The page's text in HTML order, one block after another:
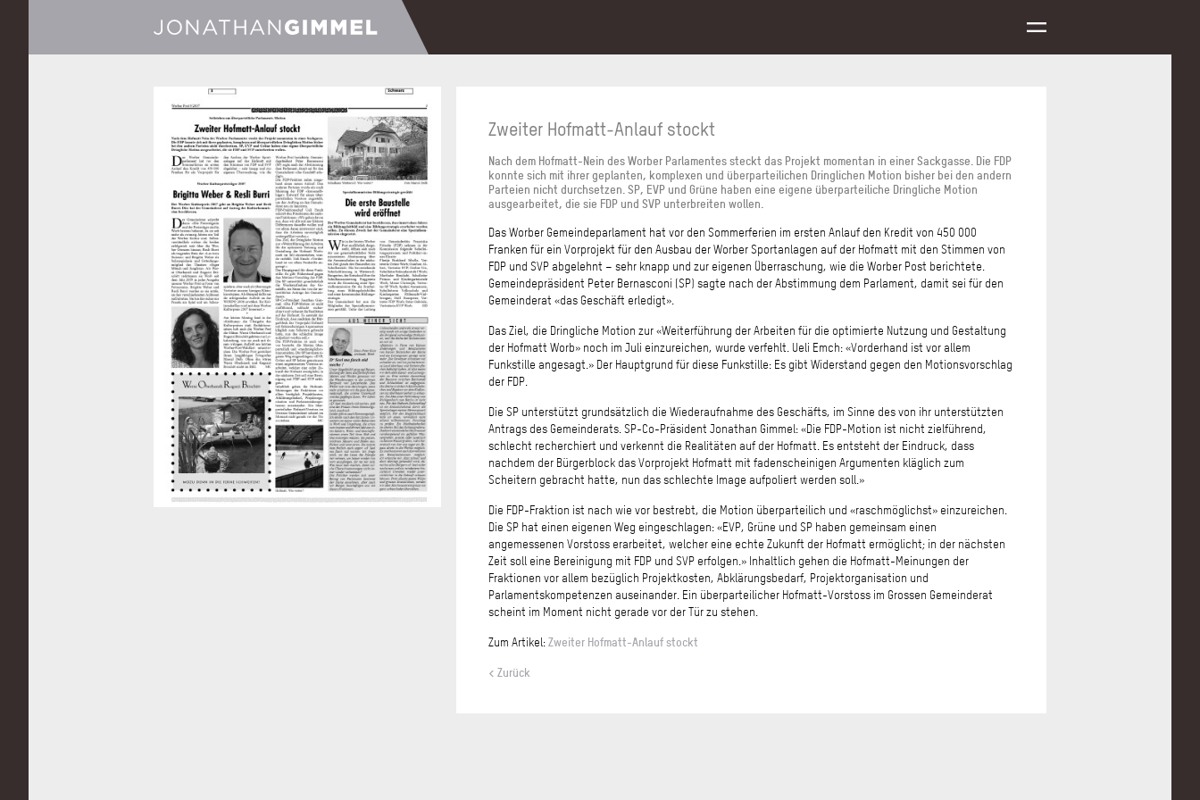
Zweiter Hofmatt-Anlauf stockt
Nach dem Hofmatt-Nein des Worber Parlamentes steckt das Projekt momentan in einer Sackgasse. Die FDP
konnte sich mit ihrer geplanten, komplexen und überparteilichen Dringlichen Motion bisher bei den andern
Parteien nicht durchsetzen. SP, EVP und Grüne haben eine eigene überparteiliche Dringliche Motion
ausgearbeitet, die sie FDP und SVP unterbreiten wollen.
Das Worber Gemeindeparlament hat vor den Sommerferien im ersten Anlauf den Kredit von 450 000
Franken für ein Vorprojekt für den Ausbau der Worber Sportanlagen auf der Hofmatt mit den Stimmen von
FDP und SVP abgelehnt – sehr knapp und zur eigenen Überraschung, wie die Worber Post berichtete.
Gemeindepräsident Peter Bernasconi (SP) sagte nach der Abstimmung dem Parlament, damit sei für den
Gemeinderat «das Geschäft erledigt».
Das Ziel, die Dringliche Motion zur «Weiterführung der Arbeiten für die optimierte Nutzung und Gestaltung
der Hofmatt Worb» noch im Juli einzureichen, wurde verfehlt. Ueli Emch: «Vorderhand ist vor allem
Funkstille angesagt.» Der Hauptgrund für diese Funkstille: Es gibt Widerstand gegen den Motionsvorschlag
der FDP.
Die SP unterstützt grundsätzlich die Wiederaufnahme des Geschäfts, im Sinne des von ihr unterstützten
Antrags des Gemeinderats. SP-Co-Präsident Jonathan Gimmel: «Die FDP-Motion ist nicht zielführend,
schlecht recherchiert und verkennt die Realitäten auf der Hofmatt. Es entsteht der Eindruck, dass
nachdem der Bürgerblock das Vorprojekt Hofmatt mit fadenscheinigen Argumenten kläglich zum
Scheitern gebracht hatte, nun das schlechte Image aufpoliert werden soll.»
Die FDP-Fraktion ist nach wie vor bestrebt, die Motion überparteilich und «raschmöglichst» einzureichen.
Die SP hat einen eigenen Weg eingeschlagen: «EVP, Grüne und SP haben gemeinsam einen
angemessenen Vorstoss erarbeitet, welcher eine echte Zukunft der Hofmatt ermöglicht; in der nächsten
Zeit soll eine Bereinigung mit FDP und SVP erfolgen.» Inhaltlich gehen die Hofmatt-Meinungen der
Fraktionen vor allem bezüglich Projektkosten, Abklärungsbedarf, Projektorganisation und
Parlamentskompetenzen auseinander. Ein überparteilicher Hofmatt-Vorstoss im Grossen Gemeinderat
scheint im Moment nicht gerade vor der Tür zu stehen.
Zum Artikel: Zweiter Hofmatt-Anlauf stockt
< Zurück